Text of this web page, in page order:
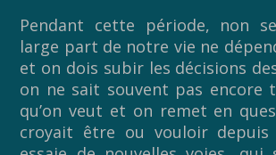
Pendant cette période, non
large part de notre vie ne
et on dois subir les décisions
on ne sait souvent pas encore
qu’on veut et on remet en
croyait être ou vouloir depuis